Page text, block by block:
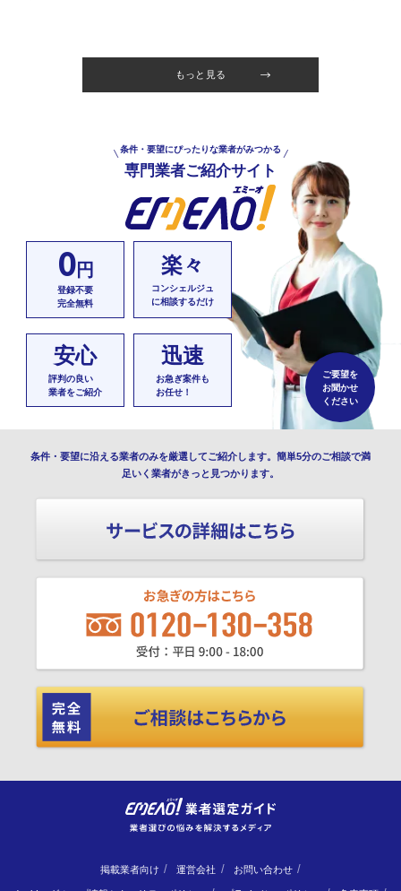
もっと見る
条件・要望にぴったりな業者がみつかる
専門業者ご紹介サイト
0円
登録不要
完全無料
楽々
コンシェルジュ
に相談するだけ
安心
評判の良い
業者をご紹介
迅速
お急ぎ案件も
お任せ！
ご要望を
お聞かせ
ください
条件・要望に沿える業者のみを厳選してご紹介します。簡単5分のご相談で満
足いく業者がきっと見つかります。
掲載業者向け 運営会社 お問い合わせ